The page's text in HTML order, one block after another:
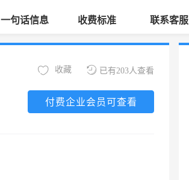
一句话信息 收费标准 联系客服
已有203人查看
收藏
付费企业会员可查看